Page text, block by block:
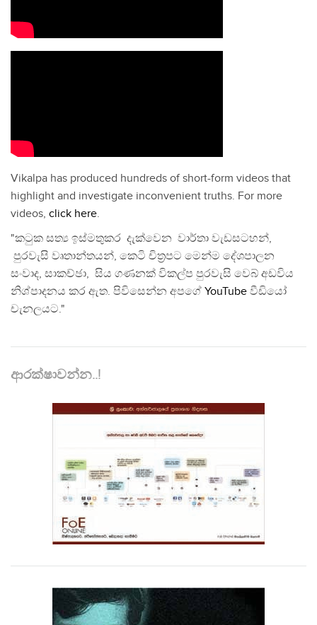
Vikalpa has produced hundreds of short-form videos that
highlight and investigate inconvenient truths. For more
videos, click here.
"කටුක සත්‍ය ඉස්මතුකර දැක්වෙන වාර්තා වැඩසටහන්,
පුරවැසි වෘතාන්තයන්, කෙටි චිත්‍රපට මෙන්ම දේශපාලන
සංවාද, සාකච්ඡා, සිය ගණනක් විකල්ප පුරවැසි වෙබ් අඩවිය
නිශ්පාදනය කර ඇත. පිවිසෙන්න අපගේ YouTube වීඩියෝ
චැනලයට."
ආරක්ෂාවන්න..!